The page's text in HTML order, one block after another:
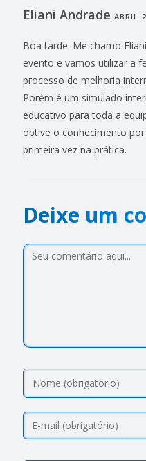
Eliani Andrade ABRIL
Boa tarde. Me chamo
evento e vamos utilizar a
processo de melhoria
Porém é um simulado
educativo para toda a
obtive o conhecimento
primeira vez na prática.
Deixe um